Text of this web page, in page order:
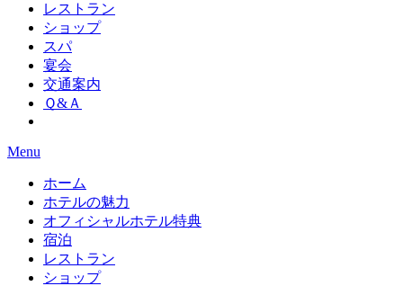
レストラン
ショップ
スパ
宴会
交通案内
Ｑ&Ａ
Menu
ホーム
ホテルの魅力
オフィシャルホテル特典
宿泊
レストラン
ショップ